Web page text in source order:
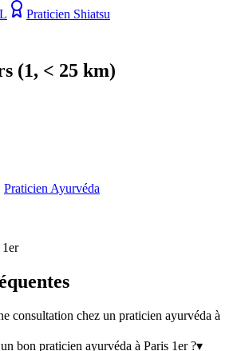
Praticien Shiatsu
(1, < 25 km)
Praticien Ayurvéda
1er
consultation chez un praticien ayurvéda à
bon praticien ayurvéda à Paris 1er ?▾